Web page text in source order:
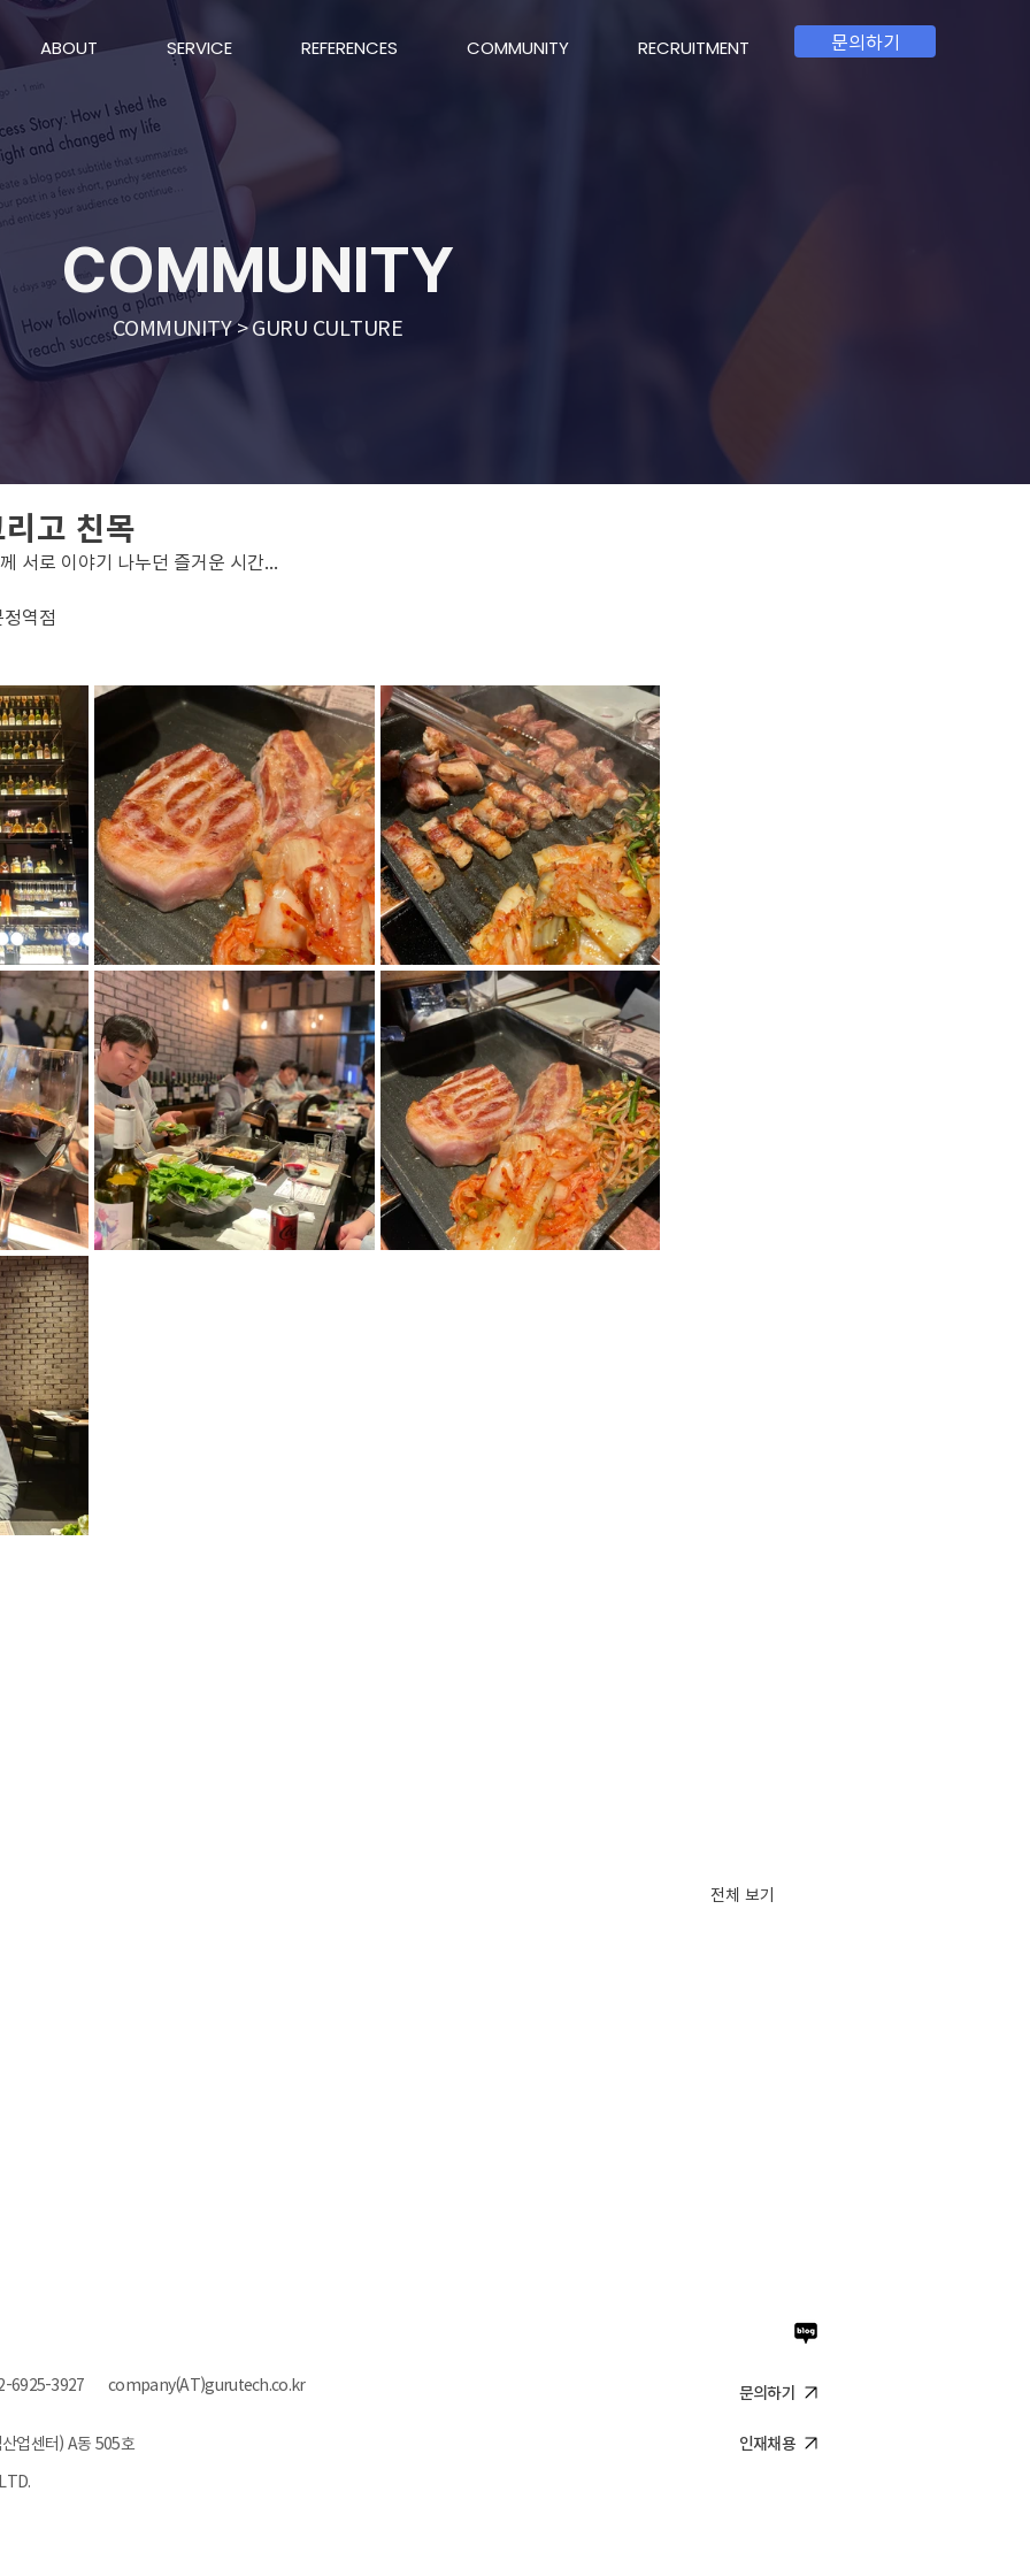
ABOUT SERVICE REFERENCES COMMUNITY RECRUITMENT 문의하기
COMMUNITY
COMMUNITY > GURU CULTURE
고 친목
서로 이야기 나누던 즐거운 시간...
역점
전체 보기
프로젝트는 마무리, 겨울방어 시
6925-3927 company(AT)gurutech.co.kr
업센터) A동 505호
문의하기
인재채용